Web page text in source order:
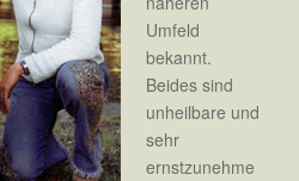
Umfeld
bekannt.
Beides sind
unheilbare und
sehr
ernstzunehme